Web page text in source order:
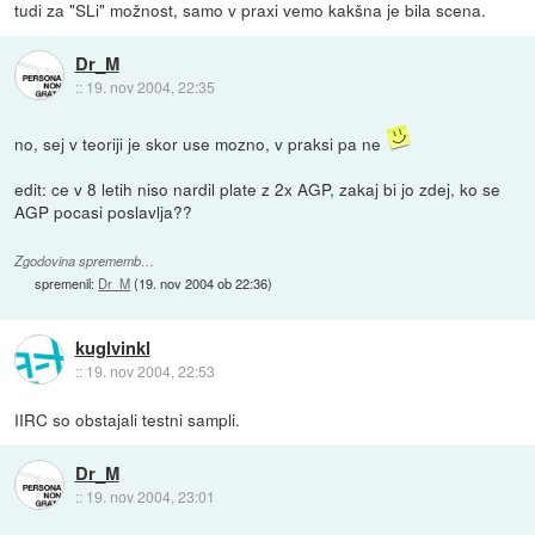
tudi za "SLi" možnost, samo v praxi vemo kakšna je bila scena.
Dr_M
:: 19. nov 2004, 22:35
no, sej v teoriji je skor use mozno, v praksi pa ne
edit: ce v 8 letih niso nardil plate z 2x AGP, zakaj bi jo zdej, ko se
AGP pocasi poslavlja??
Zgodovina sprememb…
spremenil: Dr_M(19. nov 2004 ob 22:36)
kuglvinkl
:: 19. nov 2004, 22:53
IIRC so obstajali testni sampli.
Dr_M
:: 19. nov 2004, 23:01